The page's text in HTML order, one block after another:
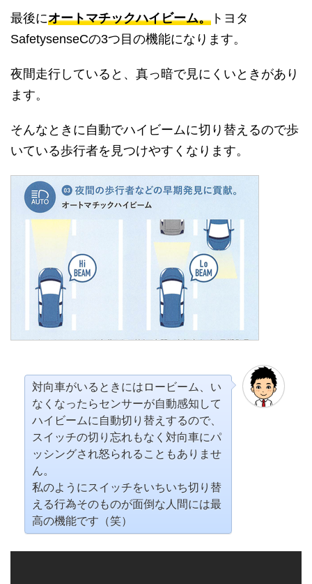
最後にオートマチックハイビーム。 トヨタ
SafetysenseCの3つ目の機能になります。
夜間走行していると、真っ暗で見にくいときがあり
ます。
そんなときに自動でハイビームに切り替えるので歩
いている歩行者を見つけやすくなります。
対向車がいるときにはロービーム、い
なくなったらセンサーが自動感知して
ハイビームに自動切り替えするので、
スイッチの切り忘れもなく対向車にパ
ッシングされ怒られることもありませ
ん。
私のようにスイッチをいちいち切り替
える行為そのものが面倒な人間には最
高の機能です（笑）